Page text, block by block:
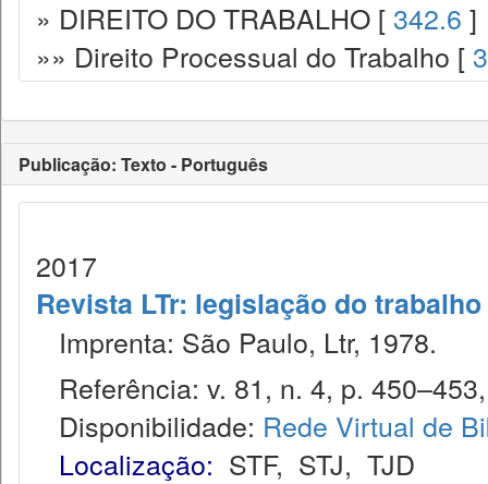
» DIREITO DO TRABALHO [ 342.6 ]
»» Direito Processual do Trabalho [
Publicação: Texto - Português
2017
Revista LTr: legislação do trabalho
Imprenta: São Paulo, Ltr, 1978.
Referência: v. 81, n. 4, p.
Disponibilidade: Rede Virtual de
Localização: STF, STJ, TJD